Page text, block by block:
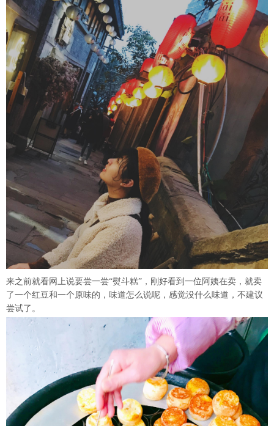
来之前就看网上说要尝一尝“熨斗糕”，刚好看到一位阿姨在卖，就卖
了一个红豆和一个原味的，味道怎么说呢，感觉没什么味道，不建议
尝试了。